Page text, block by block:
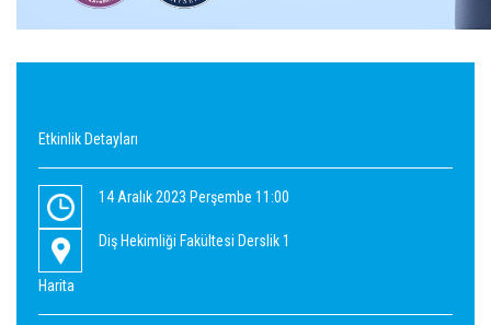
Etkinlik Detayları
14 Aralık 2023 Perşembe 11:00
Diş Hekimliği Fakültesi Derslik 1
Harita